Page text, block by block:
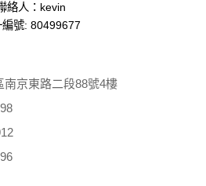
們會取得您的姓名、電話、住址、
我們的服務後，我們即取得您的資
性別、行業等相關資料，當您註冊
務後，本網站即取得您的資料。
上網瀏覽或查詢時，伺服器自行產
連線設備的 IP 位址、使用時間、使
用者瀏覽器在本網站內部所瀏覽的
絡人：kevin
編號: 80499677
南京東路二段88號4樓